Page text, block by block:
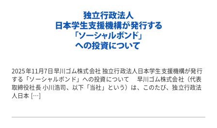
2025年11月7日早川ゴム株式会社 独立行政法人日本学生支援機構が発行
する「ソーシャルボンド」への投資について 早川ゴム株式会社（代表
取締役社長 小川浩司、以下「当社」という）は、このたび、独立行政法
人日本 […]